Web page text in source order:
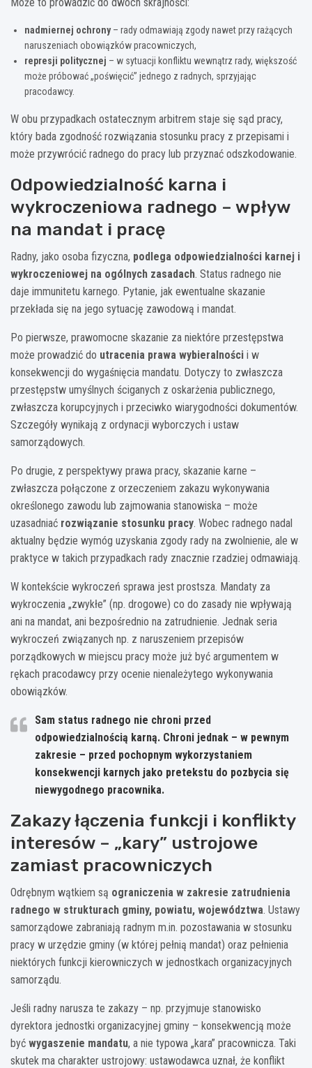
nadmiernej ochrony– rady odmawiają zgody nawet przy rażących
naruszeniach obowiązków pracowniczych,
represji politycznej – w sytuacji konfliktu wewnątrz rady, większość
może próbować „poświęcić” jednego z radnych, sprzyjając
pracodawcy.
W obu przypadkach ostatecznym arbitrem staje się sąd pracy,
który bada zgodność rozwiązania stosunku pracy z przepisami i
może przywrócić radnego do pracy lub przyznać odszkodowanie.
Odpowiedzialność karna i
wykroczeniowa radnego – wpływ
na mandat i pracę
Radny, jako osoba fizyczna, podlega odpowiedzialności karnej i
wykroczeniowej na ogólnych zasadach. Status radnego nie
daje immunitetu karnego. Pytanie, jak ewentualne skazanie
przekłada się na jego sytuację zawodową i mandat.
Po pierwsze, prawomocne skazanie za niektóre przestępstwa
może prowadzić do utracenia prawa wybieralności i w
konsekwencji do wygaśnięcia mandatu. Dotyczy to zwłaszcza
przestępstw umyślnych ściganych z oskarżenia publicznego,
zwłaszcza korupcyjnych i przeciwko wiarygodności dokumentów.
Szczegóły wynikają z ordynacji wyborczych i ustaw
samorządowych.
Po drugie, z perspektywy prawa pracy, skazanie karne –
zwłaszcza połączone z orzeczeniem zakazu wykonywania
określonego zawodu lub zajmowania stanowiska – może
uzasadniać rozwiązanie stosunku pracy. Wobec radnego nadal
aktualny będzie wymóg uzyskania zgody rady na zwolnienie, ale w
praktyce w takich przypadkach rady znacznie rzadziej odmawiają.
W kontekście wykroczeń sprawa jest prostsza. Mandaty za
wykroczenia „zwykłe” (np. drogowe) co do zasady nie wpływają
ani na mandat, ani bezpośrednio na zatrudnienie. Jednak seria
wykroczeń związanych np. z naruszeniem przepisów
porządkowych w miejscu pracy może już być argumentem w
rękach pracodawcy przy ocenie nienależytego wykonywania
obowiązków.
Sam status radnego nie chroni przed
odpowiedzialnością karną. Chroni jednak – w pewnym
zakresie – przed pochopnym wykorzystaniem
konsekwencji karnych jako pretekstu do pozbycia się
niewygodnego pracownika.
Zakazy łączenia funkcji i konflikty
interesów – „kary” ustrojowe
zamiast pracowniczych
Odrębnym wątkiem są ograniczenia w zakresie zatrudnienia
radnego w strukturach gminy, powiatu, województwa. Ustawy
samorządowe zabraniają radnym m.in. pozostawania w stosunku
pracy w urzędzie gminy (w której pełnią mandat) oraz pełnienia
niektórych funkcji kierowniczych w jednostkach organizacyjnych
samorządu.
Jeśli radny narusza te zakazy – np. przyjmuje stanowisko
dyrektora jednostki organizacyjnej gminy – konsekwencją może
być wygaszenie mandatu, a nie typowa „kara” pracownicza. Taki
skutek ma charakter ustrojowy: ustawodawca uznał, że konflikt